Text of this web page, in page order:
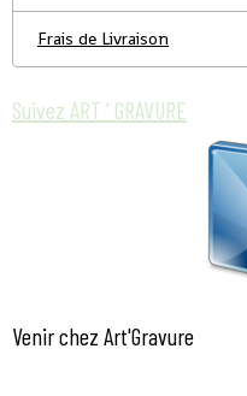
Frais de Livraison
Suivez ART ' GRAVURE
Venir chez Art'Gravure